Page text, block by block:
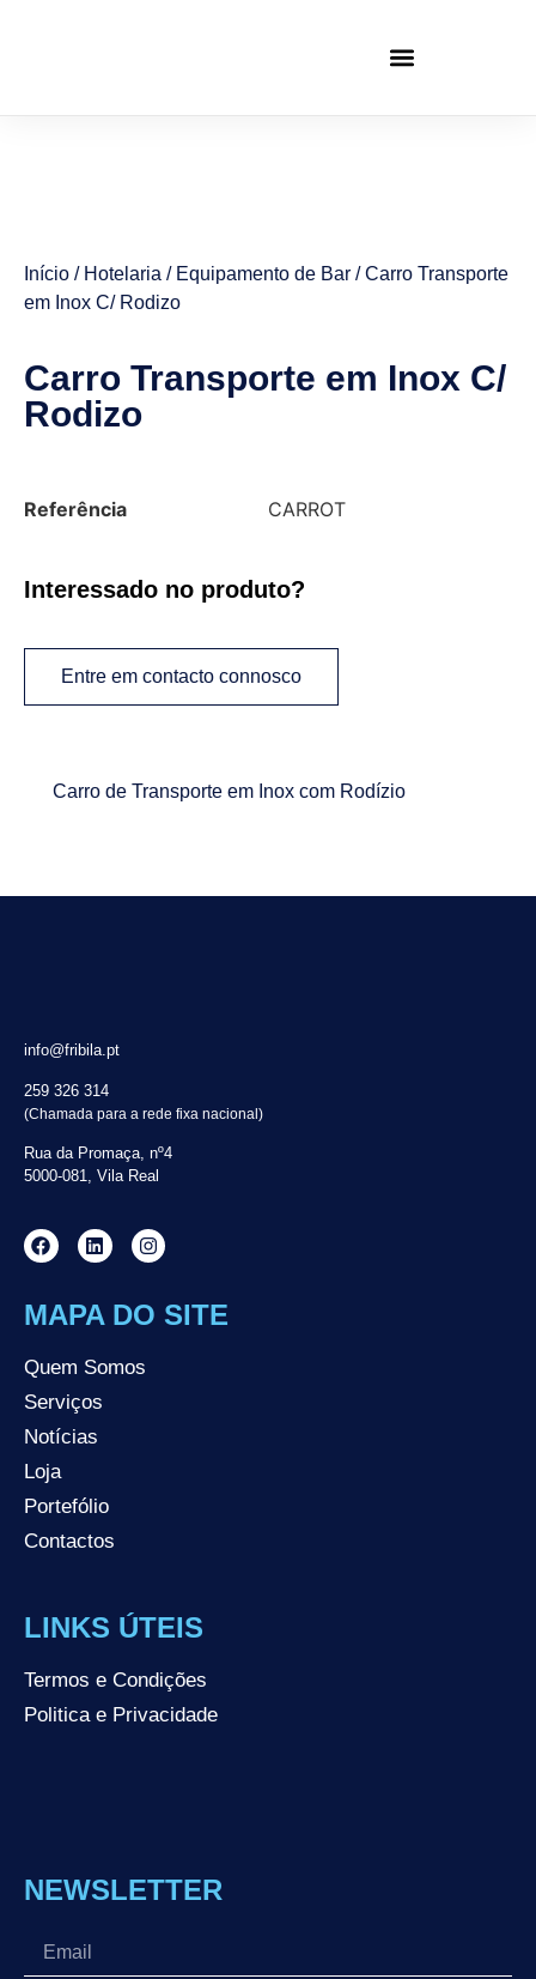
Início / Hotelaria / Equipamento de Bar / Carro Transporte
em Inox C/ Rodizo
Carro Transporte em Inox C/
Rodizo
Referência CARROT
Interessado no produto?
Entre em contacto connosco
Carro de Transporte em Inox com Rodízio
info@fribila.pt
259 326 314
(Chamada para a rede fixa nacional)
Rua da Promaça, nº4
5000-081, Vila Real
MAPA DO SITE
Quem Somos
Serviços
Notícias
Loja
Portefólio
Contactos
LINKS ÚTEIS
Termos e Condições
Politica e Privacidade
NEWSLETTER